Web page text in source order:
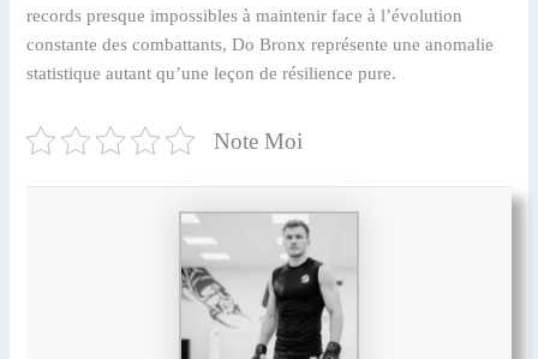
records presque impossibles à maintenir face à l’évolution
constante des combattants, Do Bronx représente une anomalie
statistique autant qu’une leçon de résilience pure.
Note Moi